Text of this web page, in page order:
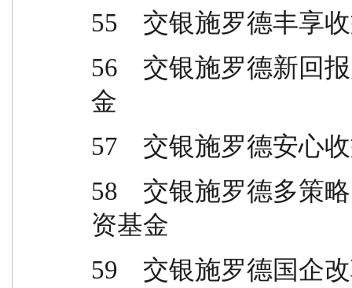
55    交银施罗德丰享
56    交银施罗德新回
金
57    交银施罗德安心
58    交银施罗德多策
资基金
59    交银施罗德国企